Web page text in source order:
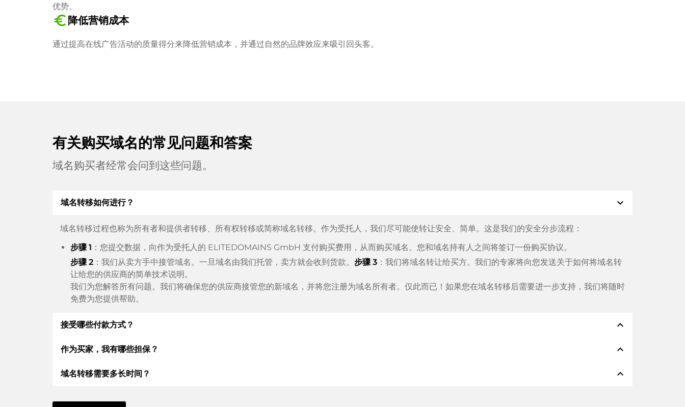
优势。
euro_symbol 降低营销成本
通过提高在线广告活动的质量得分来降低营销成本，并通过自然的品牌效应来吸引回头客。
有关购买域名的常见问题和答案
域名购买者经常会问到这些问题。
域名转移如何进行？ expand_more
域名转移过程也称为所有者和提供者转移、所有权转移或简称域名转移。作为受托人，我们尽可能使转让安全、简单。这是我们的安全分步流程：
步骤 1 ：您提交数据，向作为受托人的 ELITEDOMAINS GmbH 支付购买费用，从而购买域名。您和域名持有人之间将签订一份购买协议。
步骤 2 ：我们从卖方手中接管域名。一旦域名由我们托管，卖方就会收到货款。 步骤 3 ：我们将域名转让给买方。我们的专家将向您发送关于如何将域名转
让给您的供应商的简单技术说明。
我们为您解答所有问题。我们将确保您的供应商接管您的新域名，并将您注册为域名所有者。仅此而已！如果您在域名转移后需要进一步支持，我们将随时
免费为您提供帮助。
接受哪些付款方式？ expand_less
我们使用 SEPA 作为预付费，并使用 STRIPE 作为支付服务提供商，以提供可用的支付方式，例如：信用卡、PayPal、Klarna、ApplePay、GooglePay、
作为买家，我有哪些担保？ expand_less
作为买方，我们始终向您保证以下证券。这就是我们的名称所代表的意义n:
域名转移需要多长时间？ expand_less
域名转移到新的提供商是通过自动程序实时进行的。只要您及时采取行动，并且您的供应商没有任何问题，一切都会在几分钟内完成。